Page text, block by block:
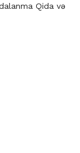
Qida və